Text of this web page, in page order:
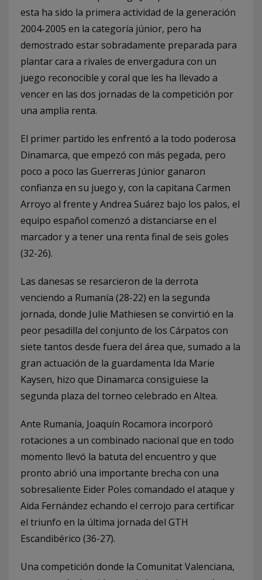
esta ha sido la primera actividad de la generación
2004-2005 en la categoría júnior, pero ha
demostrado estar sobradamente preparada para
plantar cara a rivales de envergadura con un
juego reconocible y coral que les ha llevado a
vencer en las dos jornadas de la competición por
una amplia renta.
El primer partido les enfrentó a la todo poderosa
Dinamarca, que empezó con más pegada, pero
poco a poco las Guerreras Júnior ganaron
confianza en su juego y, con la capitana Carmen
Arroyo al frente y Andrea Suárez bajo los palos, el
equipo español comenzó a distanciarse en el
marcador y a tener una renta final de seis goles
(32-26).
Las danesas se resarcieron de la derrota
venciendo a Rumanía (28-22) en la segunda
jornada, donde Julie Mathiesen se convirtió en la
peor pesadilla del conjunto de los Cárpatos con
siete tantos desde fuera del área que, sumado a la
gran actuación de la guardamenta Ida Marie
Kaysen, hizo que Dinamarca consiguiese la
segunda plaza del torneo celebrado en Altea.
Ante Rumanía, Joaquín Rocamora incorporó
rotaciones a un combinado nacional que en todo
momento llevó la batuta del encuentro y que
pronto abrió una importante brecha con una
sobresaliente Eider Poles comandado el ataque y
Aida Fernández echando el cerrojo para certificar
el triunfo en la última jornada del GTH
Escandibérico (36-27).
Una competición donde la Comunitat Valenciana,